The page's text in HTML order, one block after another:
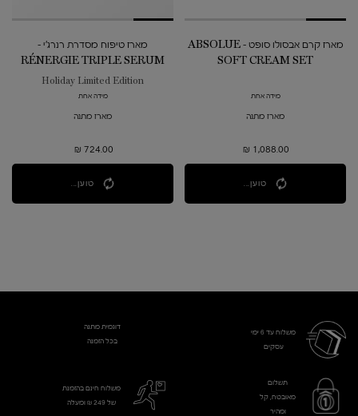
מארז קרם אבסולו סופט - ABSOLUE
SOFT CREAM SET
מידה אחת
מארז מתנה
1,088.00 ₪
טוען...
מארז טיפוח מסדרת רנרג'י -
RÉNERGIE TRIPLE SERUM
RETINOL SET
Holiday Limited Edition
מידה אחת
מארז מתנה
724.00 ₪
טוען...
משלוח עד 6 ימי
עסקים​
דוגמית מתנה
בכל הזמנה
תשלום
מאובטח, קל
ומהיר
משלוח חינם בהזמנת
של 249 ₪ ומעלה